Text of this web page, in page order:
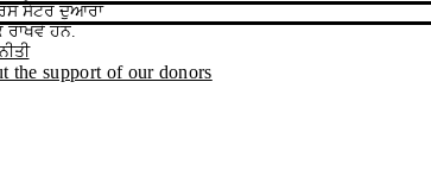
ਸੈਂਟਰ ਦੁਆਰਾ
ਰਾਖਵੇਂ ਹਨ.
the support of our donors